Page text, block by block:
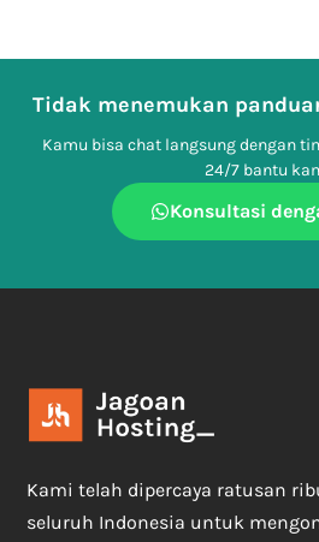
Tidak menemukan
Kamu bisa chat langsung dengan
24/7 bantu
Konsultasi
Kami telah dipercaya ratusan
seluruh Indonesia untuk